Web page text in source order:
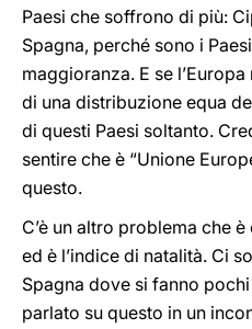
Paesi che soffrono di più:
Spagna, perché sono i
maggioranza. E se
di una distribuzione equa
di questi Paesi soltanto.
sentire che è “Unione
questo.
C’è un altro problema che
ed è l’indice di natalità. Ci
Spagna dove si fanno
parlato su questo in un